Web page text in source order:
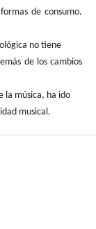
de consumo.
no tiene
de los cambios
la música, ha ido
musical.